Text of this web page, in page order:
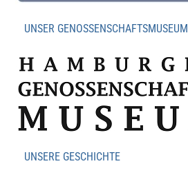
UNSER GENOSSENSCHAFTSMUSEUM
UNSERE GESCHICHTE